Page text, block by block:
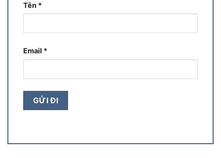
Tên *
Email *